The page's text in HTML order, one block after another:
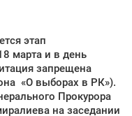
этап
марта и в день
запрещена
«О выборах в РК»).
Прокурора
на заседании